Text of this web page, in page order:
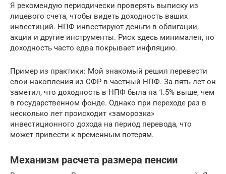
Я рекомендую периодически проверять выписку из
лицевого счета, чтобы видеть доходность ваших
инвестиций. НПФ инвестируют деньги в облигации,
акции и другие инструменты. Риск здесь минимален, но
доходность часто едва покрывает инфляцию.
Пример из практики: Мой знакомый решил перевести
свои накопления из СФР в частный НПФ. За пять лет он
заметил, что доходность в НПФ была на 1.5% выше, чем
в государственном фонде. Однако при переходе раз в
несколько лет происходит «заморозка»
инвестиционного дохода на период перевода, что
может привести к временным потерям.
Механизм расчета размера пенсии